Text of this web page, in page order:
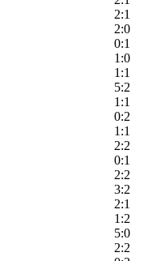
2:1
2:0
0:1
1:0
1:1
5:2
1:1
0:2
1:1
2:2
0:1
2:2
3:2
2:1
1:2
5:0
2:2